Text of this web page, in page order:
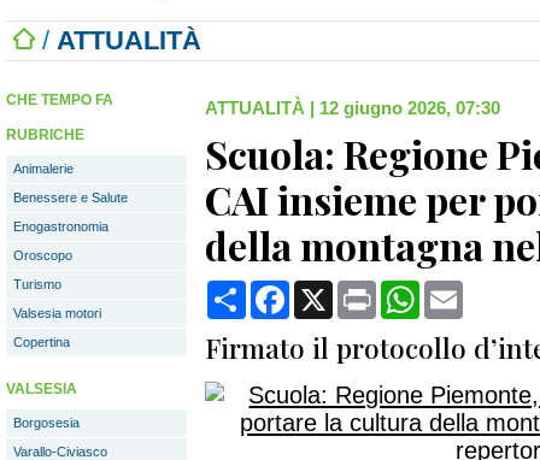
/ ATTUALITÀ
CHE TEMPO FA
RUBRICHE
Animalerie
Benessere e Salute
Enogastronomia
Oroscopo
Turismo
Valsesia motori
Copertina
VALSESIA
Borgosesia
Varallo-Civiasco
ATTUALITÀ | 12 giugno 2026, 07:30
Scuola: Regione
CAI insieme per
della montagna
CondividiFacebook
X Print WhatsApp
Firmato il protocollo